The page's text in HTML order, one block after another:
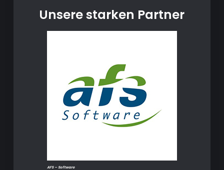
Unsere starken Partner
AFS – Software